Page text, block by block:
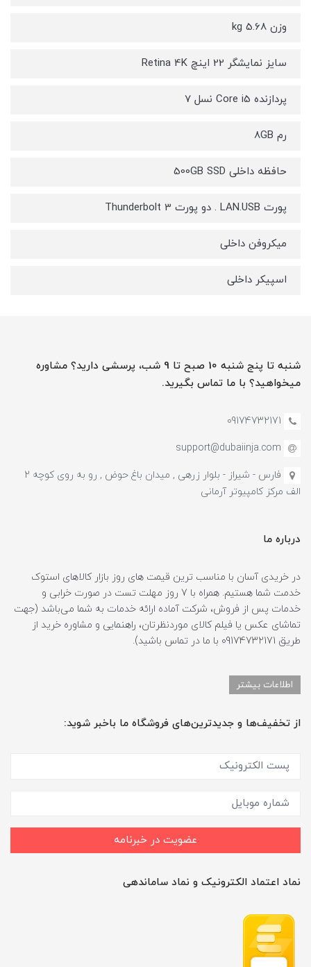
وزن 5.68 kg
سایز نمایشگر 22 اینچ Retina 4K
پردازنده Core i5 نسل 7
رم 8GB
حافظه داخلی 500GB SSD
پورت LAN.USB . دو پورت Thunderbolt 3
میکروفن داخلی
اسپیکر داخلی
شنبه تا پنج شنبه 10 صبح تا 9 شب، پرسشی دارید؟ مشاوره
میخواهید؟ با ما تماس بگیرید.
09174732171
support@dubaiinja.com
فارس - شیراز - بلوار زرهی , میدان باغ حوض , رو به روی کوچه 2
الف مرکز کامپیوتر آرمانی
درباره ما
در خریدی آسان با مناسب ترین قیمت های روز بازار کالاهای استوک
خدمت شما هستیم. همراه با 7 روز مهلت تست در صورت خرابی و
خدمات پس از فروش، شرکت آماده ارائه خدمات به شما می‌باشد (جهت
تماشای عکس یا فیلم کالای موردنظرتان، راهنمایی و مشاوره خرید از
طریق 09174732171 با ما در تماس باشید).
اطلاعات بیشتر
از تخفیف‌ها و جدیدترین‌های فروشگاه ما باخبر شوید:
عضویت در خبرنامه
نماد اعتماد الکترونیک و نماد ساماندهی